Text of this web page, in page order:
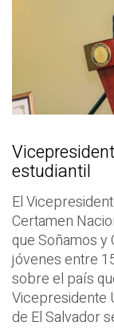
estudiantil
El
Certamen
que Soñamos
jóvenes entre
sobre el país
Vicepresidente
de El Salvador